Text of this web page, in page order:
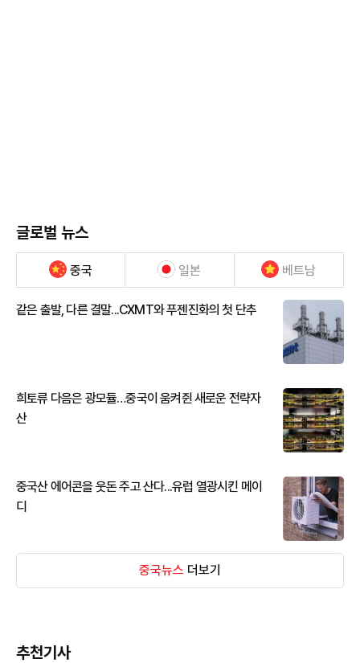
글로벌 뉴스
중국 일본 베트남
같은 출발, 다른 결말...CXMT와 푸젠진화의 첫 단추
희토류 다음은 광모듈…중국이 움켜쥔 새로운 전략자
산
중국산 에어콘을 웃돈 주고 산다...유럽 열광시킨 메이
디
중국뉴스 더보기
추천기사